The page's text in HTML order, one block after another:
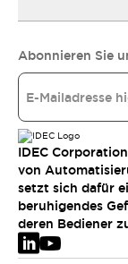
Abonnieren Sie
IDEC
von
setzt sich dafür
beruhigendes
deren Bediener